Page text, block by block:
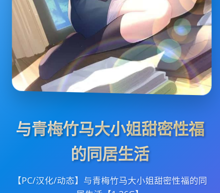
与青梅竹马大小姐甜密性福
的同居生活
【PC/汉化/动态】与青梅竹马大小姐甜密性福的同